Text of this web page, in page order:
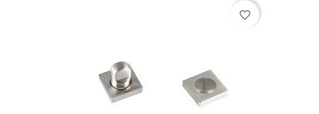
favorite_border